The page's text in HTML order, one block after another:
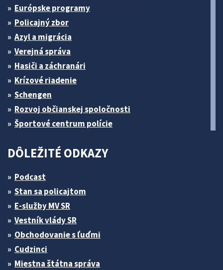
Európske programy
Policajný zbor
Azyl a migrácia
Verejná správa
Hasiči a záchranári
Krízové riadenie
Schengen
Rozvoj občianskej spoločnosti
Športové centrum polície
DÔLEŽITÉ ODKAZY
Podcast
Stan sa policajtom
E-služby MV SR
Vestník vlády SR
Obchodovanie s ľuďmi
Cudzinci
Miestna štátna správa